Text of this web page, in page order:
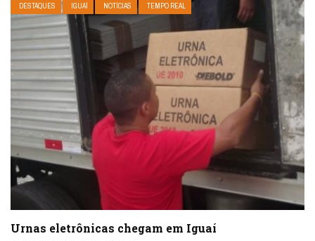
DESTAQUES IGUAÍ NOTÍCIAS TEMPO REAL
Urnas eletrônicas chegam em Iguaí